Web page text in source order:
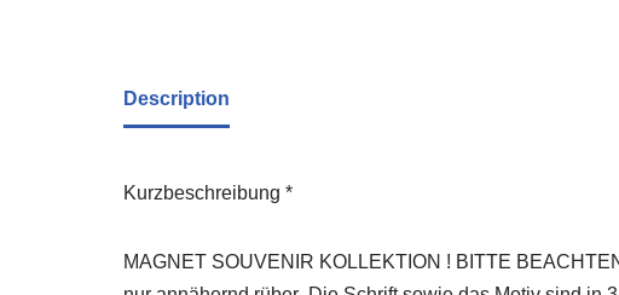
Description
Kurzbeschreibung *
MAGNET SOUVENIR KOLLEKTION ! BITTE